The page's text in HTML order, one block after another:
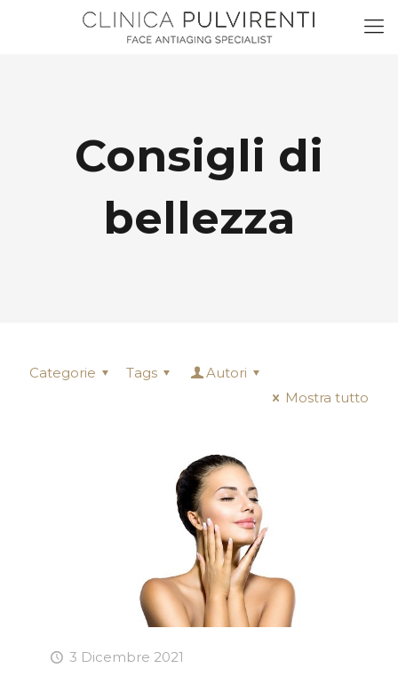
Consigli di
bellezza
Categorie Tags
Autori
Mostra tutto
3 Dicembre 2021